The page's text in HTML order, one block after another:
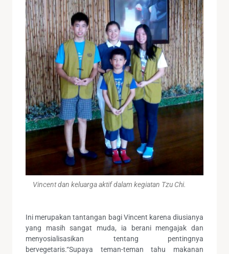
Vincent dan keluarga aktif dalam kegiatan Tzu Chi.
Ini merupakan tantangan bagi Vincent karena diusianya
yang masih sangat muda, ia berani mengajak dan
menyosialisasikan tentang pentingnya
bervegetaris.“Supaya teman-teman tahu makanan